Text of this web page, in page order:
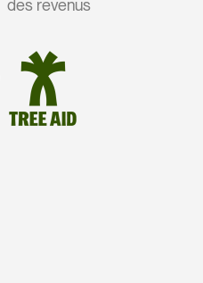
des revenus